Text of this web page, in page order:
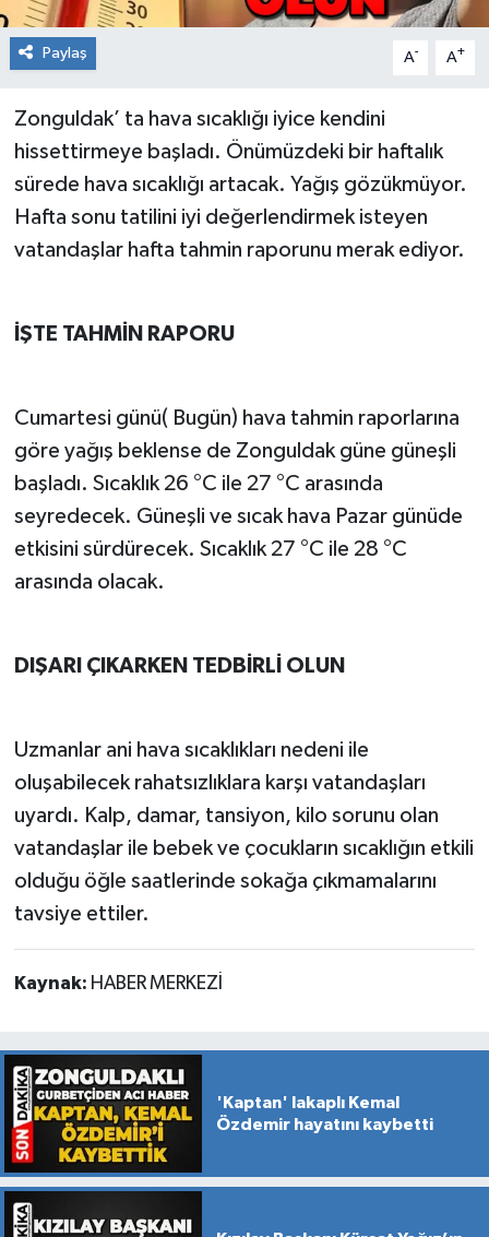
Paylaş A- A+
Zonguldak’ ta hava sıcaklığı iyice kendini
hissettirmeye başladı. Önümüzdeki bir haftalık
sürede hava sıcaklığı artacak. Yağış gözükmüyor.
Hafta sonu tatilini iyi değerlendirmek isteyen
vatandaşlar hafta tahmin raporunu merak ediyor.
İŞTE TAHMİN RAPORU
Cumartesi günü( Bugün) hava tahmin raporlarına
göre yağış beklense de Zonguldak güne güneşli
başladı. Sıcaklık 26 °C ile 27 °C arasında
seyredecek. Güneşli ve sıcak hava Pazar günüde
etkisini sürdürecek. Sıcaklık 27 °C ile 28 °C
arasında olacak.
DIŞARI ÇIKARKEN TEDBİRLİ OLUN
Uzmanlar ani hava sıcaklıkları nedeni ile
oluşabilecek rahatsızlıklara karşı vatandaşları
uyardı. Kalp, damar, tansiyon, kilo sorunu olan
vatandaşlar ile bebek ve çocukların sıcaklığın etkili
olduğu öğle saatlerinde sokağa çıkmamalarını
tavsiye ettiler.
Kaynak: HABER MERKEZİ
'Kaptan' lakaplı Kemal
Özdemir hayatını kaybetti